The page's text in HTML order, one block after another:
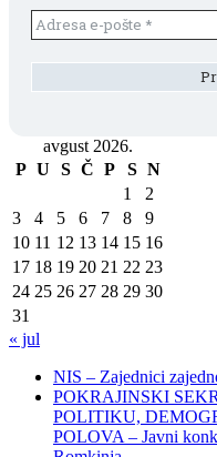
avgust 2026.
P U S Č P S N
1
2
3
4 5 6 7 8
9
10 11 12 13 14 15 16
17 18 19 20 21 22 23
24 25 26 27 28 29 30
31
« jul
NIS – Zajednici
POKRAJINSKI
POLITIKU,
POLOVA – Javni